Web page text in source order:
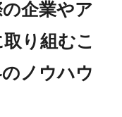
企業やア
り組むこ
ノウハウ